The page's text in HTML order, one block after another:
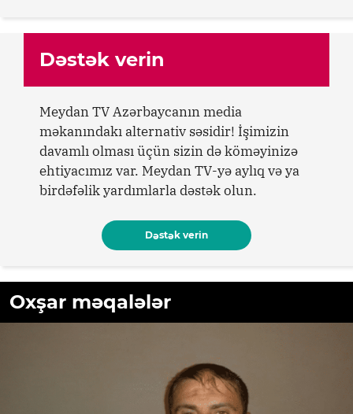
Dəstək verin
Meydan TV Azərbaycanın media
məkanındakı alternativ səsidir! İşimizin
davamlı olması üçün sizin də köməyinizə
ehtiyacımız var. Meydan TV-yə aylıq və ya
birdəfəlik yardımlarla dəstək olun.
Dəstək verin
Oxşar məqalələr